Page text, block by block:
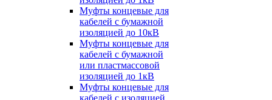
Муфты концевые для
кабелей с бумажной
изоляцией до 10кВ
Муфты концевые для
кабелей с бумажной
или пластмассовой
изоляцией до 1кВ
Муфты концевые для
кабелей с изоляцией